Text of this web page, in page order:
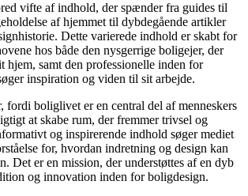
vifte af indhold, der spænder fra guides til
af hjemmet til dybdegående artikler
Dette varierede indhold er skabt for
hos både den nysgerrige boligejer, der
hjem, samt den professionelle inden for
inspiration og viden til sit arbejde.
fordi boliglivet er en central del af menneskers
at skabe rum, der fremmer trivsel og
og inspirerende indhold søger mediet
for, hvordan indretning og design kan
Det er en mission, der understøttes af en dyb
og innovation inden for boligdesign.